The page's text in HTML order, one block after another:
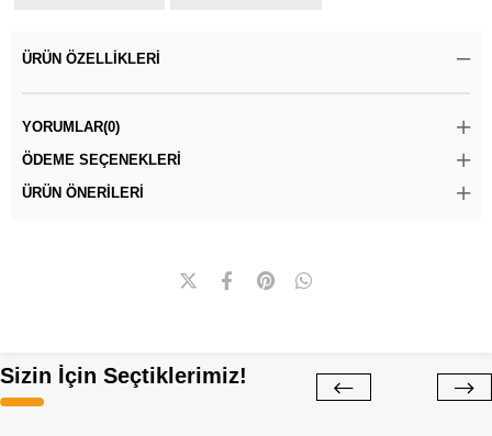
ÜRÜN ÖZELLIKLERI
YORUMLAR(0)
ÖDEME SEÇENEKLERI
ÜRÜN ÖNERILERI
Sizin İçin Seçtiklerimiz!